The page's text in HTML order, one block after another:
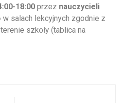
18:00 przez nauczycieli
w salach lekcyjnych zgodnie z
szkoły (tablica na